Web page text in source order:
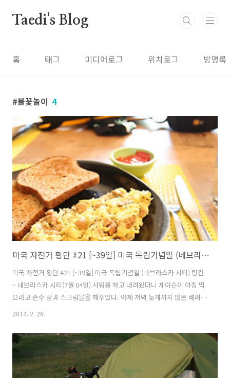
Taedi's Blog
홈 태그 미디어로그 위치로그 방명록
불꽃놀이 4
미국 자전거 횡단 #21 [~39일] 미국 독립기념일 (네브라스카 시티)
미국 자전거 횡단 #21 [~39일] 미국 독립기념일 (네브라스카 시티) 링컨
~ 네브라스카 시티(7월 04일) 샤워를 하고 내려왔더니 제이슨이 아침 먹
으라고 손수 빵과 스크럼블을 해주었다. 어제 저녁 늦게까지 많은 배려와
함께 신경 써준거 만으로도 고마울 따름인데 오늘 아침까지 차려주어서
은 미국 국경일인 독립기념일이다. 휴일이라서 그런지 아침부터 라이딩
하려는 준비를 한다. 제이슨과 마지막 인사를 나누고 나도 출발했다. 독
립기념일이라 굉장히 시끌벅적 할줄 알았는데 의외로 차분하게 하루를
시작하는 것 같았다. 부탄가스가 떨어져서 왔는데 여기는 푸드마켓 전용
2014. 2. 26.